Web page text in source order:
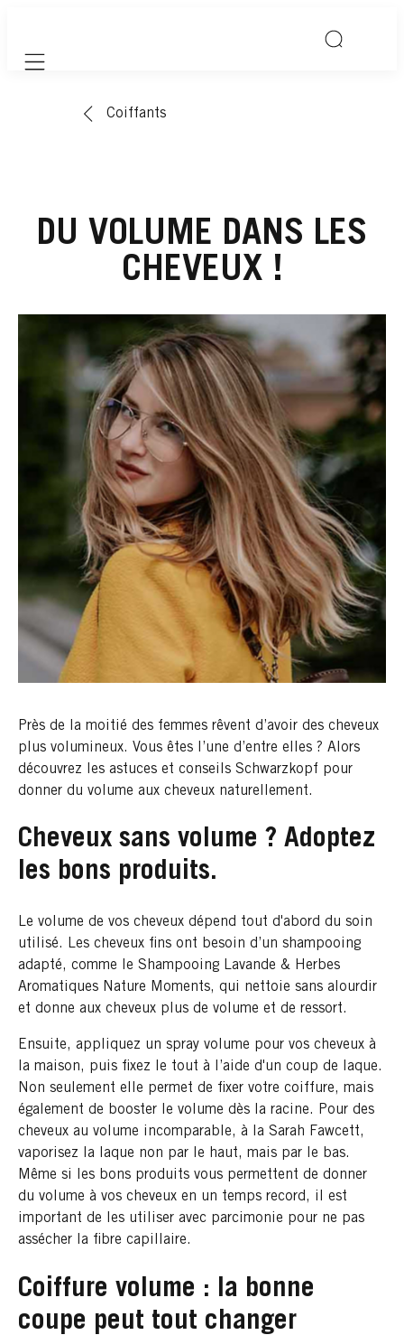
Mobile navigation
Coiffants
DU VOLUME DANS LES
CHEVEUX !
Près de la moitié des femmes rêvent d’avoir des cheveux
plus volumineux. Vous êtes l’une d’entre elles ? Alors
découvrez les astuces et conseils Schwarzkopf pour
donner du volume aux cheveux naturellement.
Cheveux sans volume ? Adoptez
les bons produits.
Le volume de vos cheveux dépend tout d'abord du soin
utilisé. Les cheveux fins ont besoin d’un shampooing
adapté, comme le Shampooing Lavande & Herbes
Aromatiques Nature Moments, qui nettoie sans alourdir
et donne aux cheveux plus de volume et de ressort.
Ensuite, appliquez un spray volume pour vos cheveux à
la maison, puis fixez le tout à l’aide d'un coup de laque.
Non seulement elle permet de fixer votre coiffure, mais
également de booster le volume dès la racine. Pour des
cheveux au volume incomparable, à la Sarah Fawcett,
vaporisez la laque non par le haut, mais par le bas.
Même si les bons produits vous permettent de donner
du volume à vos cheveux en un temps record, il est
important de les utiliser avec parcimonie pour ne pas
assécher la fibre capillaire.
Coiffure volume : la bonne
coupe peut tout changer